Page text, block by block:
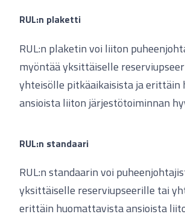
RUL:n plaketti
RUL:n plaketin voi liiton
myöntää yksittäiselle
yhteisölle pitkäaikaisista ja erittäin
ansioista liiton järjestötoiminnan
RUL:n standaari
RUL:n standaarin voi
yksittäiselle reserviupseerille tai
erittäin huomattavista ansioista